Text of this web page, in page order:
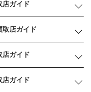
店ガイド
取店ガイド
店ガイド
店ガイド